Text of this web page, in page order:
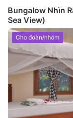
Bungalow Nhìn
Sea View)
Cho đoàn/nhóm